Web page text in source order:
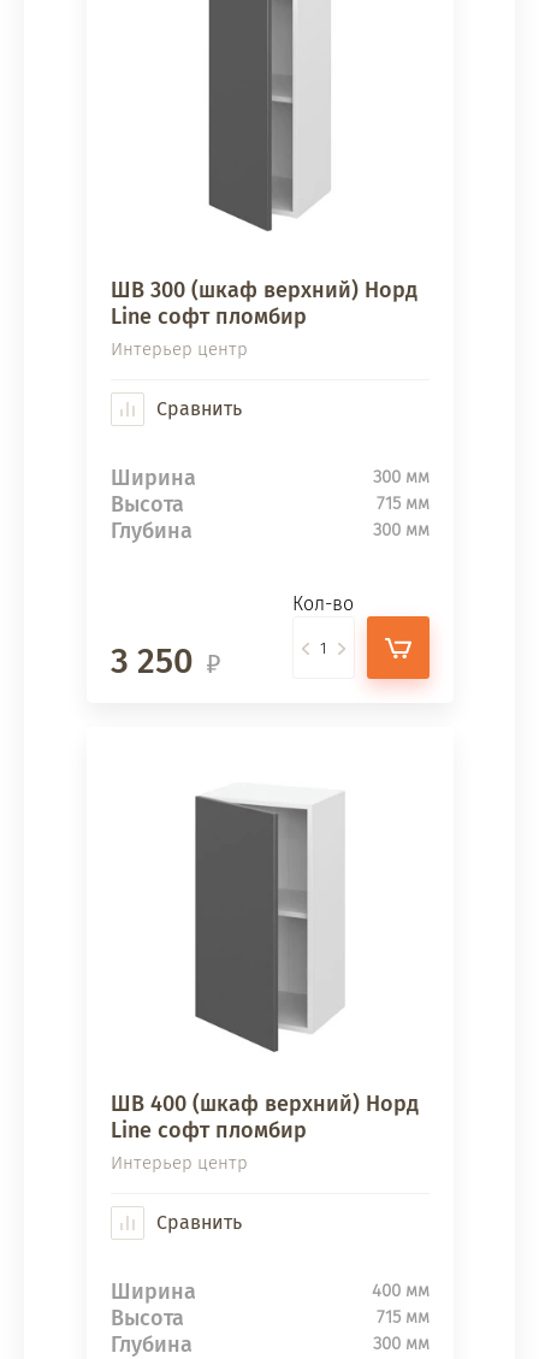
ШВ 300 (шкаф верхний) Норд
Line софт пломбир
Интерьер центр
Сравнить
Ширина 300 мм
Высота 715 мм
Глубина 300 мм
3 250
Кол-во
ШВ 400 (шкаф верхний) Норд
Line софт пломбир
Интерьер центр
Сравнить
Ширина 400 мм
Высота 715 мм
Глубина 300 мм